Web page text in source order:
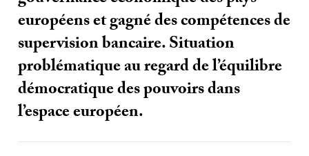
européens et gagné des compétences de
supervision bancaire. Situation
problématique au regard de l’équilibre
démocratique des pouvoirs dans
l’espace européen.